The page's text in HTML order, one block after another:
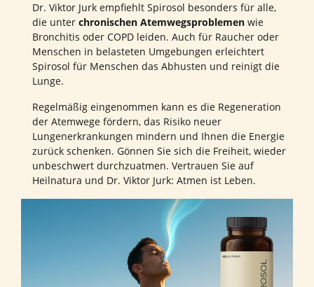
Dr. Viktor Jurk empfiehlt Spirosol besonders für alle,
die unter chronischen Atemwegsproblemen wie
Bronchitis oder COPD leiden. Auch für Raucher oder
Menschen in belasteten Umgebungen erleichtert
Spirosol für Menschen das Abhusten und reinigt die
Lunge.
Regelmäßig eingenommen kann es die Regeneration
der Atemwege fördern, das Risiko neuer
Lungenerkrankungen mindern und Ihnen die Energie
zurück schenken. Gönnen Sie sich die Freiheit, wieder
unbeschwert durchzuatmen. Vertrauen Sie auf
Heilnatura und Dr. Viktor Jurk: Atmen ist Leben.